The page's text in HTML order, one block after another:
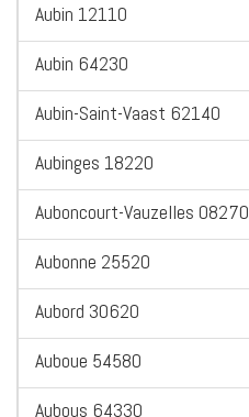
Aubin 12110
Aubin 64230
Aubin-Saint-Vaast 62140
Aubinges 18220
Auboncourt-Vauzelles 08270
Aubonne 25520
Aubord 30620
Auboue 54580
Aubous 64330